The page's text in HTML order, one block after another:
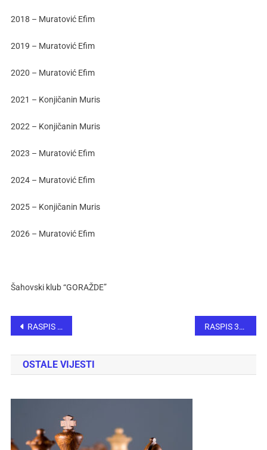
2018 – Muratović Efim
2019 – Muratović Efim
2020 – Muratović Efim
2021 – Konjičanin Muris
2022 – Konjičanin Muris
2023 – Muratović Efim
2024 – Muratović Efim
2025 – Konjičanin Muris
2026 – Muratović Efim
Šahovski klub “GORAŽDE”
RASPIS 20. MEMORIJALNI ŠAHOVSKI TURNIR „SEAD BIČEVIĆ“ RASPIS 32. pojedinačnog otvorenog kadetskog i juniorskog prvenstva ŠS FBiH za 2026. godinu
OSTALE VIJESTI